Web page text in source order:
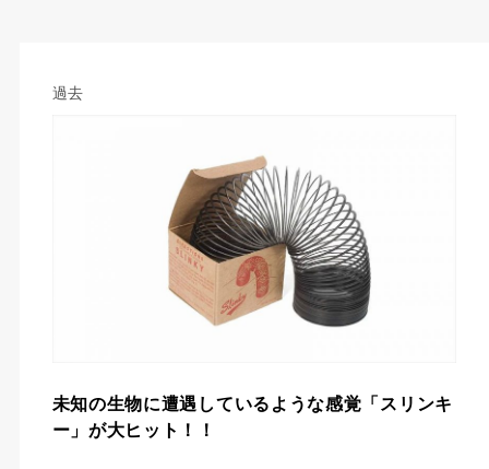
過去
未知の生物に遭遇しているような感覚「スリンキ
ー」が大ヒット！！